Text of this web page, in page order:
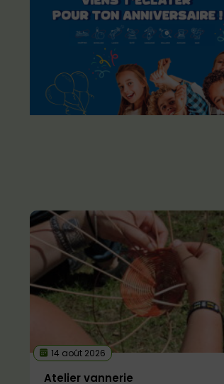
14 août 2026
Atelier vannerie